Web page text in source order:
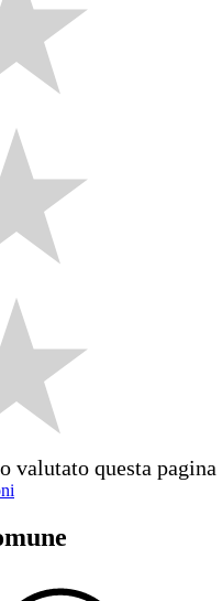
valutato questa pagina